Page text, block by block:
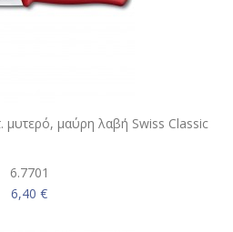
μυτερό, μαύρη λαβή Swiss Classic
6.7701
6,40 €